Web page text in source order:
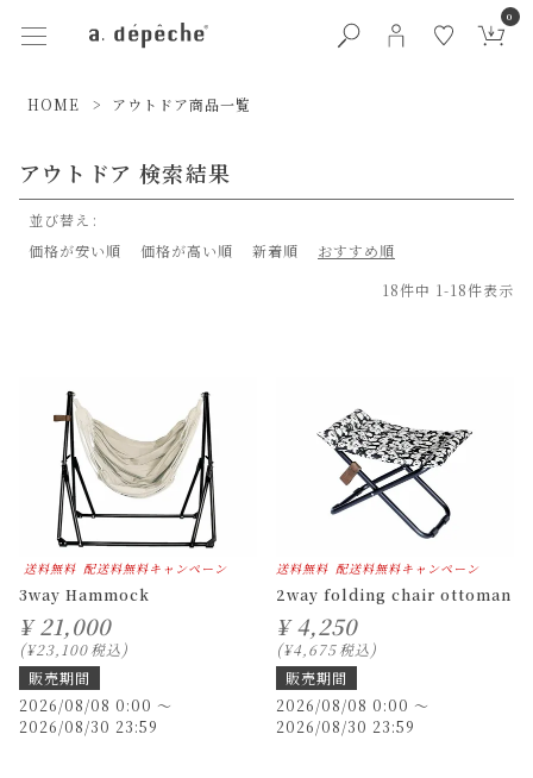
0
HOME アウトドア商品一覧
アウトドア 検索結果
並び替え
価格が安い順
価格が高い順 新着順
おすすめ順
18件中 1-18件表示
送料無料 配送料無料キャンペーン
3way Hammock
¥ 21,000
¥23,100税込
販売期間
2026/08/08 0:00 〜
2026/08/30 23:59
送料無料 配送料無料キャンペーン
2way folding chair ottoman
¥ 4,250
¥4,675税込
販売期間
2026/08/08 0:00 〜
2026/08/30 23:59